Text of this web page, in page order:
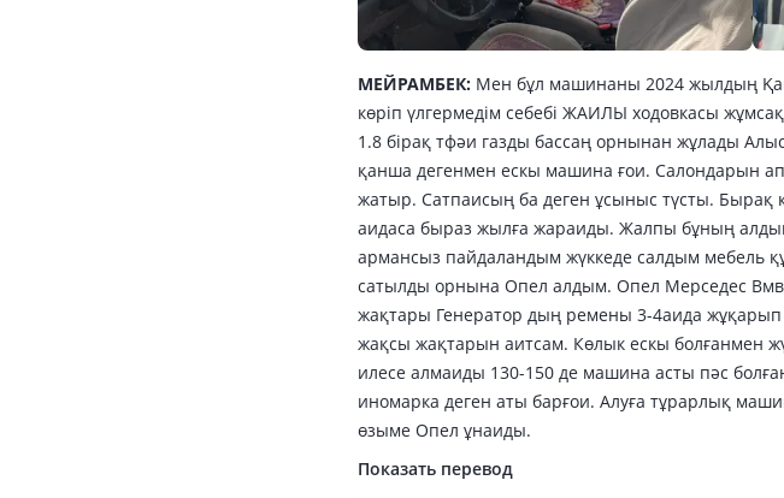
МЕЙРАМБЕК: Мен бұл машинаны 2024 жылдың
көріп үлгермедім себебі ЖАИЛЫ ходовкасы
1.8 бірақ тфәи газды бассаң орнынан жұлады
қанша дегенмен ескы машина ғои. Салондарын
жатыр. Сатпаисың ба деген ұсыныс түсты. Бырақ
аидаса быраз жылға жараиды. Жалпы бұның
армансыз пайдаландым жүккеде салдым мебель
сатылды орнына Опел алдым. Опел Мерседес
жақтары Генератор дың ремены 3-4аида
жақсы жақтарын аитсам. Көлык ескы болғанмен
илесе алмаиды 130-150 де машина асты пәс
иномарка деген аты барғои. Алуға тұрарлық
өзыме Опел ұнаиды.
Показать перевод